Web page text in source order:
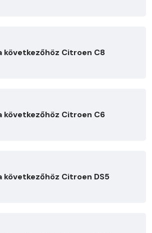
következőhöz Citroen C8
következőhöz Citroen C6
következőhöz Citroen DS5